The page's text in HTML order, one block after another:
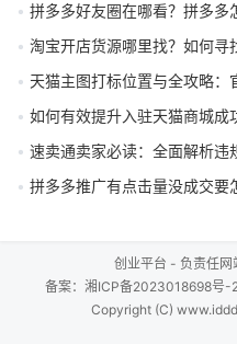
拼多多好友圈在哪看？拼多多
淘宝开店货源哪里找？如何寻
天猫主图打标位置与全攻略：官
如何有效提升入驻天猫商城成
速卖通卖家必读：全面解析违
拼多多推广有点击量没成交要
创业平台 - 负责任网
备案： 湘ICP备2023018698号-
Copyright (C)